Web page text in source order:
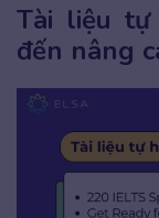
Tài liệu tự
đến nâng